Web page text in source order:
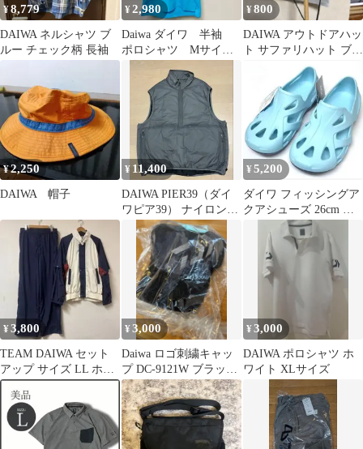
¥8,779
DAIWA ネルシャツ ブ
ルー チェック柄 長袖
¥2,980
Daiwa ダイワ 半袖
ポロシャツ Mサイ
ウトドア
¥800
DAIWA アウトドアハッ
ト サファリハット ブラ
¥2,250
DAIWA 帽子
¥ 11,400
DAIWA PIER39（ダイ
ワピア39） ナイロンベ
¥5,200
ダイワ フィッシングア
クアシューズ 26cm ア
クアブルーグレー DL-
¥3,800
TEAM DAIWA セット
アップ サイズ LL ホワ
イト ネイビー 裏メッシ
¥3,000
Daiwa ロゴ刺繍キャッ
プ DC-9121W ブラック
カモ
¥3,000
DAIWA ポロシャツ ホ
ワイト XLサイズ